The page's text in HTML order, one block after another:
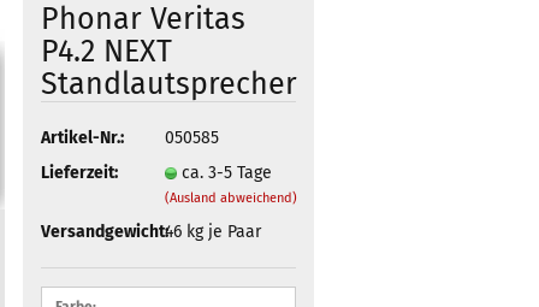
Phonar Veritas
P4.2 NEXT
Standlautsprecher
Artikel-Nr.:
050585
Lieferzeit:
ca. 3-5 Tage
(Ausland abweichend)
Versandgewicht:46 kg je Paar